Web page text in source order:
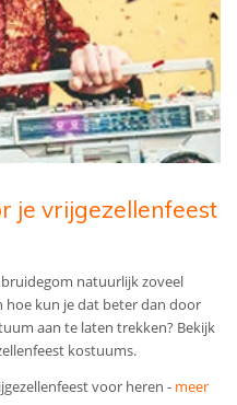
je vrijgezellenfeest
natuurlijk zoveel
hoe kun je dat beter dan door
aan te laten trekken? Bekijk
kostuums.
voor heren - meer